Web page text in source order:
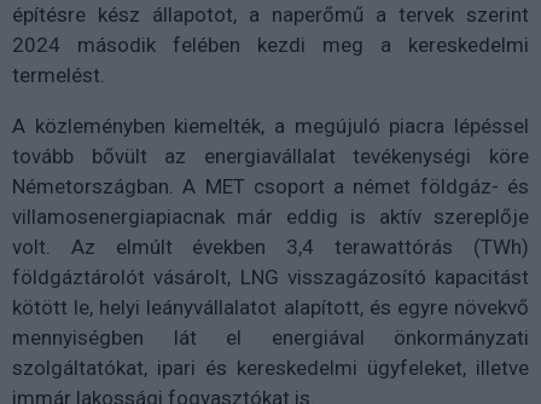
építésre kész állapotot, a naperőmű a tervek szerint
2024 második felében kezdi meg a kereskedelmi
termelést.
A közleményben kiemelték, a megújuló piacra lépéssel
tovább bővült az energiavállalat tevékenységi köre
Németországban. A MET csoport a német földgáz- és
villamosenergiapiacnak már eddig is aktív szereplője
volt. Az elmúlt években 3,4 terawattórás (TWh)
földgáztárolót vásárolt, LNG visszagázosító kapacitást
kötött le, helyi leányvállalatot alapított, és egyre növekvő
mennyiségben lát el energiával önkormányzati
szolgáltatókat, ipari és kereskedelmi ügyfeleket, illetve
immár lakossági fogyasztókat is.